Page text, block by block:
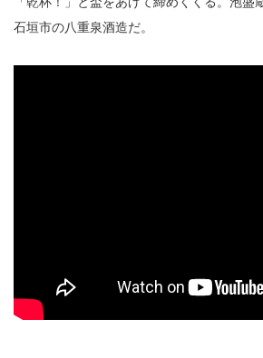
石垣市の八重泉酒造だ。